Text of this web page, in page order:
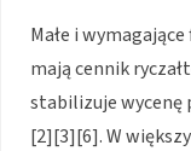
Małe i
mają cennik
stabilizuje wycenę
[2][3][6]. W